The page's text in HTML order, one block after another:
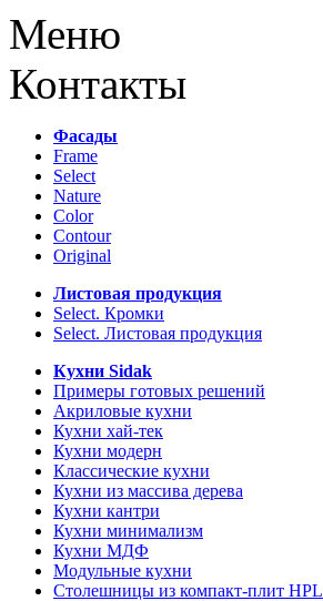
Меню
Контакты
Фасады
Frame
Select
Nature
Color
Contour
Original
Листовая продукция
Select. Кромки
Select. Листовая продукция
Кухни Sidak
Примеры готовых решений
Акриловые кухни
Кухни хай-тек
Кухни модерн
Классические кухни
Кухни из массива дерева
Кухни кантри
Кухни минимализм
Кухни МДФ
Модульные кухни
Столешницы из компакт-плит HPL